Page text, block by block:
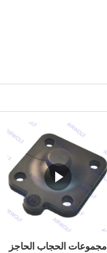
مجموعات الحجاب الحاجز